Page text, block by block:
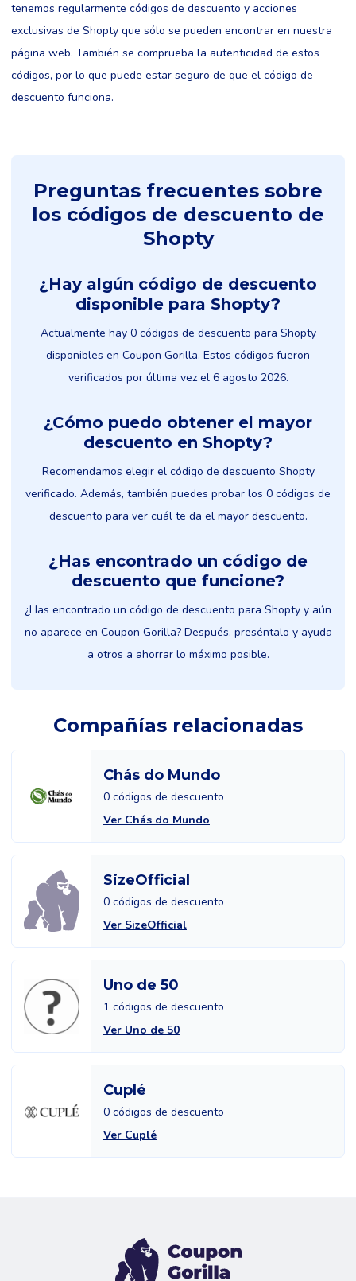
tenemos regularmente códigos de descuento y acciones
exclusivas de Shopty que sólo se pueden encontrar en nuestra
página web. También se comprueba la autenticidad de estos
códigos, por lo que puede estar seguro de que el código de
descuento funciona.
Preguntas frecuentes sobre
los códigos de descuento de
Shopty
¿Hay algún código de descuento
disponible para Shopty?
Actualmente hay 0 códigos de descuento para Shopty
disponibles en Coupon Gorilla. Estos códigos fueron
verificados por última vez el 6 agosto 2026.
¿Cómo puedo obtener el mayor
descuento en Shopty?
Recomendamos elegir el código de descuento Shopty
verificado. Además, también puedes probar los 0 códigos de
descuento para ver cuál te da el mayor descuento.
¿Has encontrado un código de
descuento que funcione?
¿Has encontrado un código de descuento para Shopty y aún
no aparece en Coupon Gorilla? Después, preséntalo y ayuda
a otros a ahorrar lo máximo posible.
Compañías relacionadas
Chás do Mundo
0 códigos de descuento
Ver Chás do Mundo
SizeOfficial
0 códigos de descuento
Ver SizeOfficial
Uno de 50
1 códigos de descuento
Ver Uno de 50
Cuplé
0 códigos de descuento
Ver Cuplé